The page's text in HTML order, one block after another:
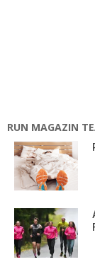
RUN MAGAZIN